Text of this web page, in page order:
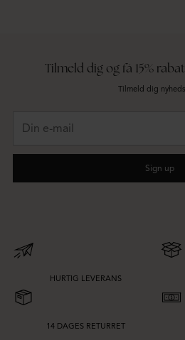
Tilmeld dig og få 15%
Tilmeld dig
Sign up
HURTIG LEVERANS
14 DAGES RETURRET